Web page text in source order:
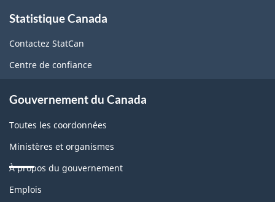
propos
de
ce
Statistique Canada
Contactez StatCan
Centre de confiance
Gouvernement du Canada
Toutes les coordonnées
Ministères et organismes
À propos du gouvernement
Thèmes
Emplois